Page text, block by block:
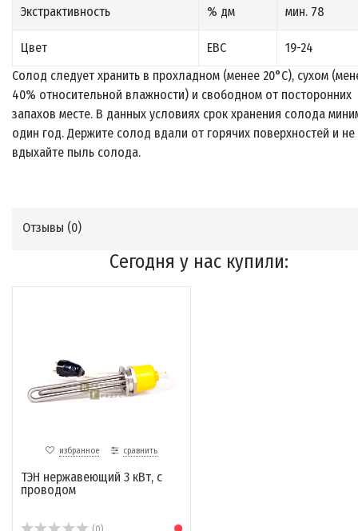
Экстрактивность % дм мин. 78
Цвет EBC
19-24
Солод следует хранить в прохладном (менее 20°С), сухом
40% относительной влажности) и свободном от посторонних
запахов месте. В данных условиях срок хранения солода
один год. Держите солод вдали от горячих поверхностей и не
вдыхайте пыль солода.
Отзывы (0)
Сегодня у нас купили:
избранное сравнить
ТЭН нержавеющий 3 кВт, с
проводом